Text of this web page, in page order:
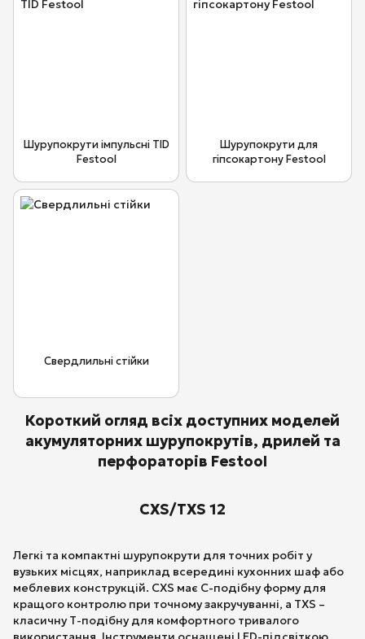
Короткий огляд всіх доступних моделей
акумуляторних шурупокрутів, дрилей та
перфораторів Festool
CXS/TXS 12
Легкі та компактні шурупокрути для точних робіт у
вузьких місцях, наприклад всередині кухонних шаф або
меблевих конструкцій. CXS має С-подібну форму для
кращого контролю при точному закручуванні, а TXS –
класичну Т-подібну для комфортного тривалого
Шурупокрути імпульсні TID
Festool
Шурупокрути для
гіпсокартону Festool
Свердлильні стійки